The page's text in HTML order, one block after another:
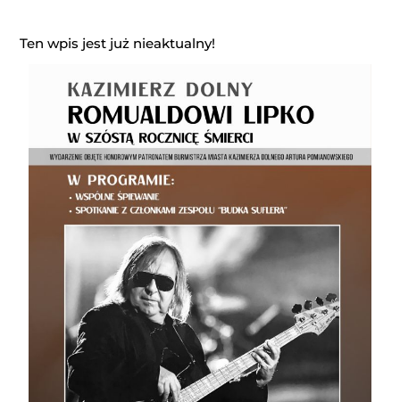
Ten wpis jest już nieaktualny!